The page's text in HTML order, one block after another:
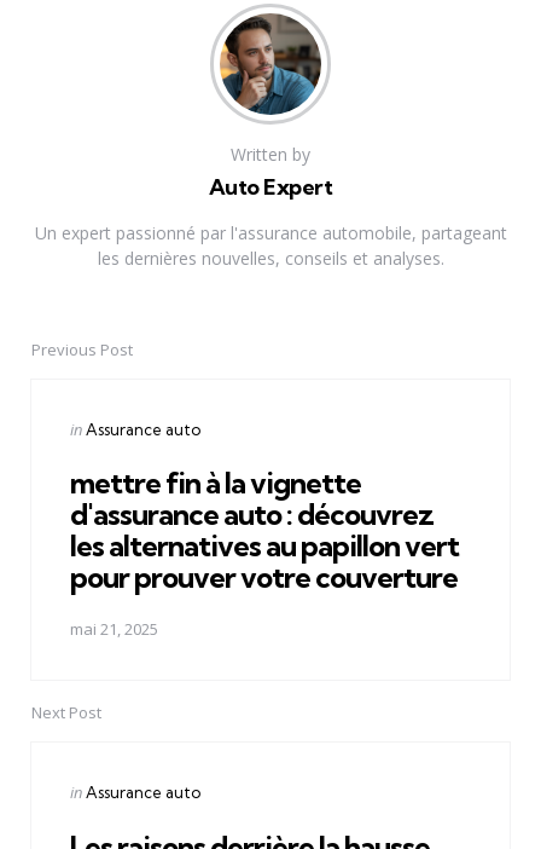
Written by
Auto Expert
Un expert passionné par l'assurance automobile, partageant
les dernières nouvelles, conseils et analyses.
PostPrevious Post
Posted
inAssurance auto
mettre fin à la vignette
d'assurance auto : découvrez
les alternatives au papillon vert
pour prouver votre couverture
mai 21, 2025
Next Post
Posted
inAssurance auto